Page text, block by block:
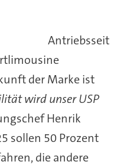
Antriebsseit
der Marke ist
wird unser USP
Henrik
sollen 50 Prozent
die andere